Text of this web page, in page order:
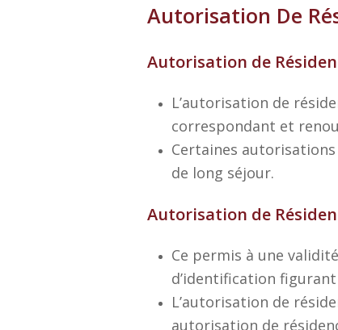
Autorisation De
Autorisation de
L’autorisation de
correspondant et
Certaines
de long séjour.
Autorisation de
Ce permis à une
d’identification
L’autorisation de
autorisation de